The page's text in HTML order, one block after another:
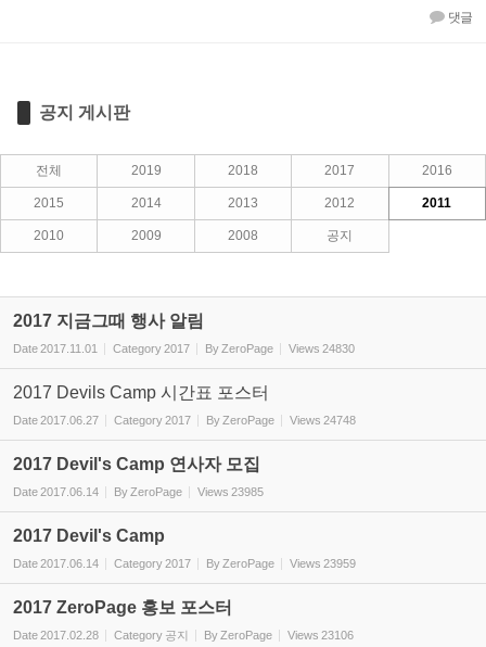
댓글
공지 게시판
전체 2019 2018 2017 2016
2015 2014 2013 2012 2011
2010 2009 2008 공지
2017 지금그때 행사 알림
Date2017.11.01 Category2017 By ZeroPage Views 24830
2017 Devils Camp 시간표 포스터
Date2017.06.27 Category2017 By ZeroPage Views 24748
2017 Devil's Camp 연사자 모집
Date2017.06.14 By ZeroPage Views 23985
2017 Devil's Camp
Date2017.06.14 Category2017 By ZeroPage Views 23959
2017 ZeroPage 홍보 포스터
Date2017.02.28 Category 공지 By ZeroPage Views 23106